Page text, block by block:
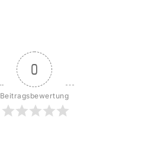
0
Beitragsbewertung